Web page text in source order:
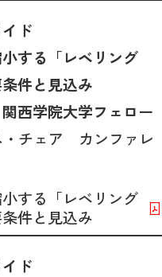
ド
する「レベリング
件と見込み
西学院大学フェロー
チェア カンファレ
する「レベリング
件と見込み
ド